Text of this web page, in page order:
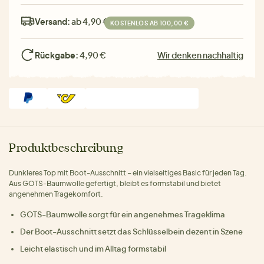
Versand:ab 4,90 € KOSTENLOS AB 100,00 €
Rückgabe:4,90 € Wir denken nachhaltig
Produktbeschreibung
Dunkleres Top mit Boot-Ausschnitt – ein vielseitiges Basic für jeden Tag.
Aus GOTS-Baumwolle gefertigt, bleibt es formstabil und bietet
angenehmen Tragekomfort.
GOTS-Baumwolle sorgt für ein angenehmes Trageklima
Der Boot-Ausschnitt setzt das Schlüsselbein dezent in Szene
Leicht elastisch und im Alltag formstabil